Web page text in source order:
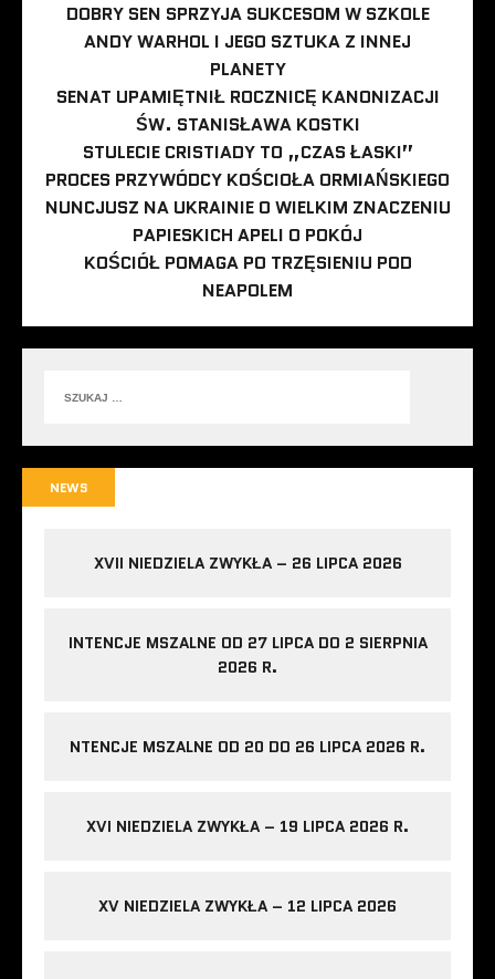
DOBRY SEN SPRZYJA SUKCESOM W SZKOLE
ANDY WARHOL I JEGO SZTUKA Z INNEJ
PLANETY
SENAT UPAMIĘTNIŁ ROCZNICĘ KANONIZACJI
ŚW. STANISŁAWA KOSTKI
STULECIE CRISTIADY TO „CZAS ŁASKI”
PROCES PRZYWÓDCY KOŚCIOŁA ORMIAŃSKIEGO
NUNCJUSZ NA UKRAINIE O WIELKIM ZNACZENIU
PAPIESKICH APELI O POKÓJ
KOŚCIÓŁ POMAGA PO TRZĘSIENIU POD
NEAPOLEM
NEWS
XVII NIEDZIELA ZWYKŁA – 26 LIPCA 2026
INTENCJE MSZALNE OD 27 LIPCA DO 2 SIERPNIA
2026 R.
NTENCJE MSZALNE OD 20 DO 26 LIPCA 2026 R.
XVI NIEDZIELA ZWYKŁA – 19 LIPCA 2026 R.
XV NIEDZIELA ZWYKŁA – 12 LIPCA 2026